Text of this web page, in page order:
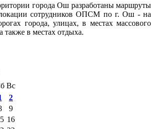
города Ош разработаны маршруты
сотрудников ОПСМ по г. Ош - на
города, улицах, в местах массового
также в местах отдыха.
Вс
2
9
16